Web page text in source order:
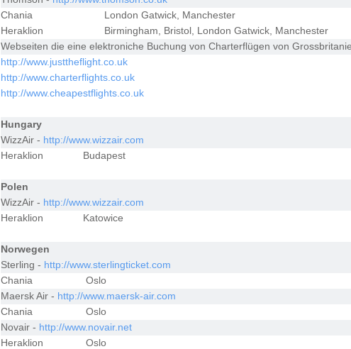
Chania
London Gatwick, Manchester
Heraklion
Birmingham, Bristol, London Gatwick, Manchester
Webseiten die eine elektroniche Buchung von Charterflügen von
http://www.justtheflight.co.uk
http://www.charterflights.co.uk
http://www.cheapestflights.co.uk
Hungary
WizzAir - http://www.wizzair.com
Heraklion
Budapest
Polen
WizzAir - http://www.wizzair.com
Heraklion
Katowice
Norwegen
Sterling - http://www.sterlingticket.com
Chania
Oslo
Maersk Air - http://www.maersk-air.com
Chania
Oslo
Novair - http://www.novair.net
Heraklion
Oslo